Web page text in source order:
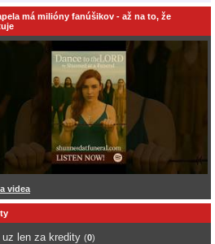
má milióny fanúšikov - až na to, že
videa
uz len za kredity (0)